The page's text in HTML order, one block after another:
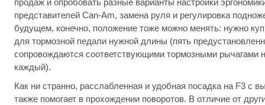
продаж и опробовать разные варианты настройки
представителей Can-Am, замена руля и регулировка
будущем, конечно, положение тоже можно менять: нужно
для тормозной педали нужной длины (пять
сопровождаются соответствующими тормозными рычагами
каждый).
Как ни странно, расслабленная и удобная посадка на F3 с
также помогает в прохождении поворотов. В отличие от